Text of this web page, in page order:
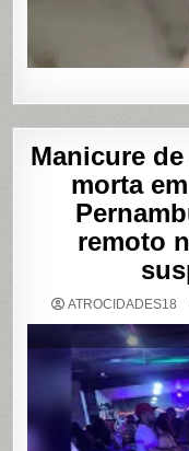
Manicure
morta
remoto
ATROCIDADES18